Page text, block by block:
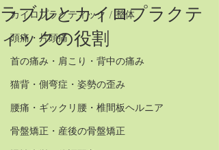
カイロプラクティック / 整体
頭痛・片頭痛
首の痛み・肩こり・背中の痛み
猫背・側弯症・姿勢の歪み
腰痛・ギックリ腰・椎間板ヘルニア
骨盤矯正・産後の骨盤矯正
ラブルとカイロプラクテ
ィックの役割